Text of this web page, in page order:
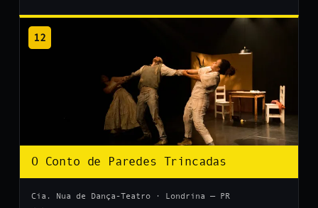
12
O Conto de Paredes Trincadas
Cia. Nua de Dança-Teatro · Londrina — PR